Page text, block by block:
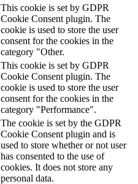
This cookie is set by GDPR
Cookie Consent plugin. The
cookie is used to store the user
consent for the cookies in the
category "Other.
This cookie is set by GDPR
Cookie Consent plugin. The
cookie is used to store the user
consent for the cookies in the
category "Performance".
The cookie is set by the GDPR
Cookie Consent plugin and is
used to store whether or not user
has consented to the use of
cookies. It does not store any
personal data.